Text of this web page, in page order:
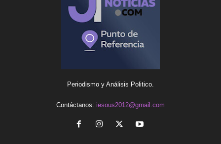
Periodismo y Análisis Politico.
Contáctanos: iesous2012@gmail.com